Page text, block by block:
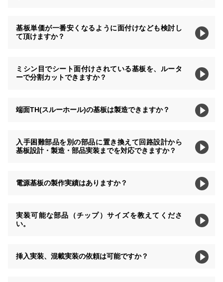
基板単価が一番安くなるように面付けなども検討し
て頂けますか？
ミシン目でシート面付けされている基板を、ルータ
ーで分割カットできますか？
端面TH(スルーホール)の基板は製造できますか？
入手困難部品を別の部品に置き換えて回路設計から
基板設計・製造・部品実装までを対応できますか？
電源基板の製作実績はありますか？
実装可能な部品（チップ）サイズを教えてくださ
い。
挿入実装、混載実装の依頼は可能ですか？